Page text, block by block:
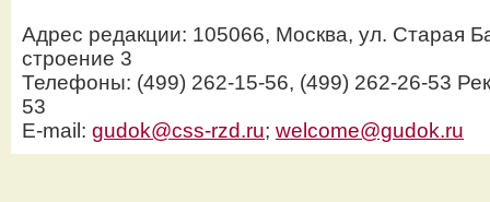
Адрес редакции: 105066, Москва, ул. Старая
строение 3
Телефоны: (499) 262-15-56, (499) 262-26-53
53
E-mail: gudok@css-rzd.ru; welcome@gudok.ru